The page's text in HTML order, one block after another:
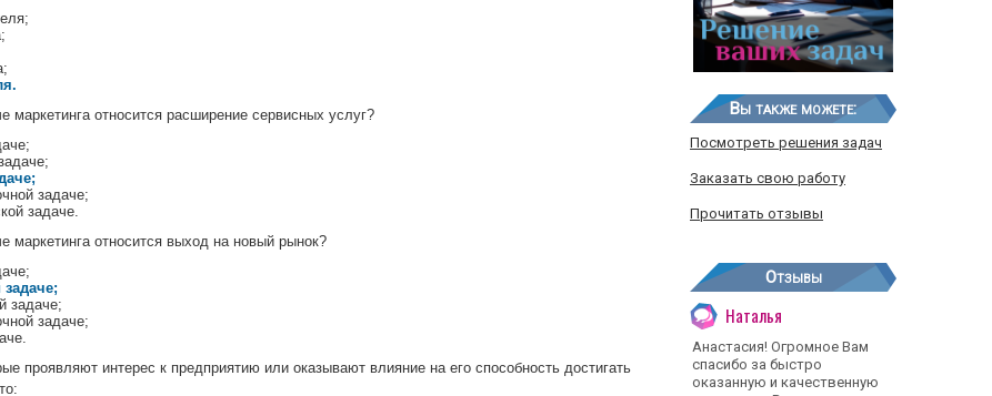
маркетинга относится расширение сервисных услуг?
задаче;
задаче.
маркетинга относится выход на новый рынок?
задаче;
задаче;
задаче;
проявляют интерес к предприятию или оказывают влияние на его способность достигать
Вы также можете:
Посмотреть решения задач
Заказать свою работу
Прочитать отзывы
Отзывы
Наталья
Анастасия! Огромное Вам
спасибо за быстро
оказанную и качественную